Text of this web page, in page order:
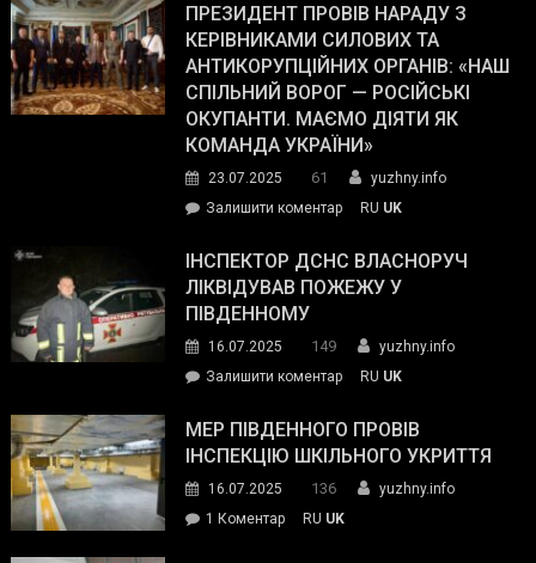
Street
Journal.
Південному
працівникам
ОПЗ
з
матеріального
резерву
гуманітарну
допомогу
ПРЕЗИДЕНТ ПРОВІВ НАРАДУ З
КЕРІВНИКАМИ СИЛОВИХ ТА
АНТИКОРУПЦІЙНИХ ОРГАНІВ: «НАШ
СПІЛЬНИЙ ВОРОГ — РОСІЙСЬКІ
ОКУПАНТИ. МАЄМО ДІЯТИ ЯК
КОМАНДА УКРАЇНИ»
23.07.2025 61
yuzhny.info
Залишити коментарon
провів
нараду
силових
та
органів:
«Наш
спільний
RU UK
ІНСПЕКТОР ДСНС ВЛАСНОРУЧ
ЛІКВІДУВАВ ПОЖЕЖУ У
ПІВДЕННОМУ
16.07.2025 149
yuzhny.info
Залишити коментарon
ДСНС
власноруч
пожежу
у
RU UK
МЕР ПІВДЕННОГО ПРОВІВ
ІНСПЕКЦІЮ ШКІЛЬНОГО УКРИТТЯ
16.07.2025 136
yuzhny.info
1 Коментардо
RU UK